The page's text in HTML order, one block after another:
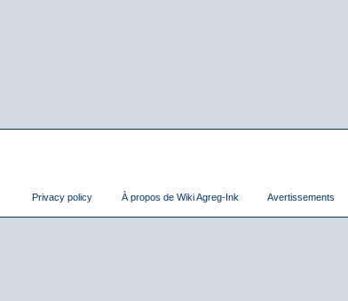
Privacy policy À propos de Wiki Agreg-Ink Avertissements